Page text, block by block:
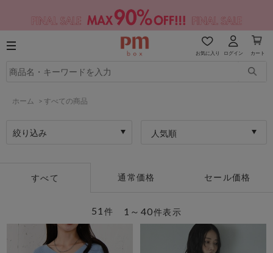
お気に入り ログイン カート
ホーム > すべての商品
絞り込み 人気順
すべて 通常価格 セール価格
1～40件表示
51件